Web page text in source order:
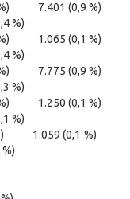
%) 7.401 (0,9 %)
%)
1.065 (0,1 %)
%)
%) 7.775 (0,9 %)
%)
%) 1.250 (0,1 %)
%)
1.059 (0,1 %)